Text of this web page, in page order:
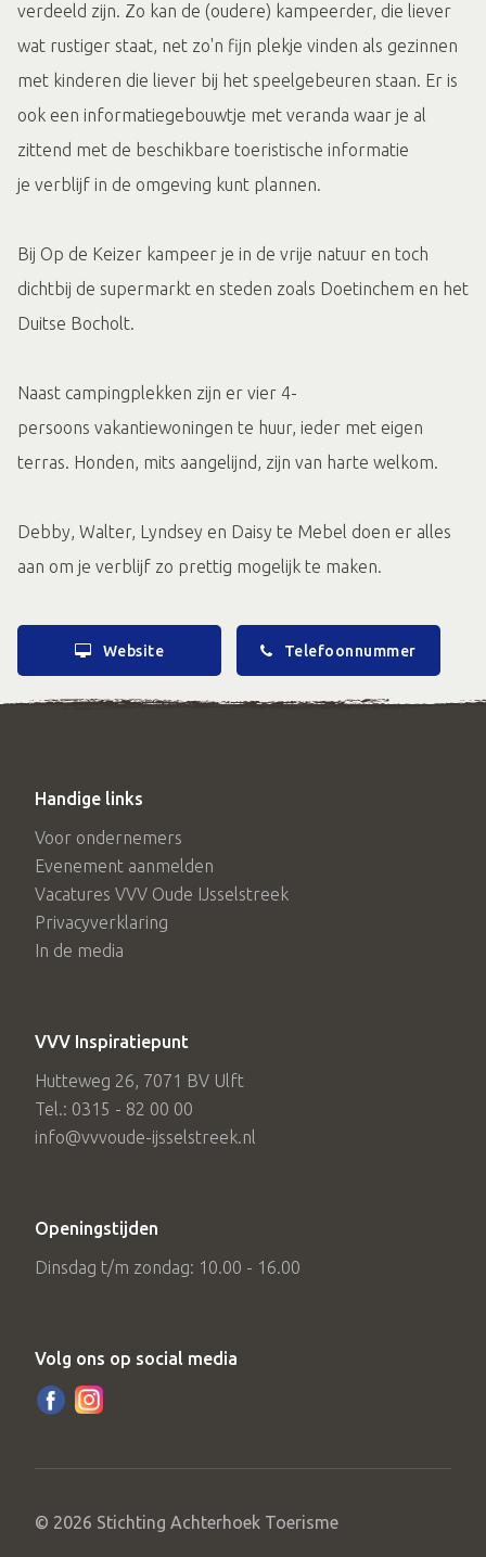
verdeeld zijn. Zo kan de (oudere) kampeerder, die liever
wat rustiger staat, net zo'n fijn plekje vinden als gezinnen
met kinderen die liever bij het speelgebeuren staan. Er is
ook een informatiegebouwtje met veranda waar je al
zittend met de beschikbare toeristische informatie
je verblijf in de omgeving kunt plannen.
Bij Op de Keizer kampeer je in de vrije natuur en toch
dichtbij de supermarkt en steden zoals Doetinchem en het
Duitse Bocholt.
Naast campingplekken zijn er vier 4-
persoons vakantiewoningen te huur, ieder met eigen
terras. Honden, mits aangelijnd, zijn van harte welkom.
Debby, Walter, Lyndsey en Daisy te Mebel doen er alles
aan om je verblijf zo prettig mogelijk te maken.
Website Telefoonnummer
Handige links
Voor ondernemers
Evenement aanmelden
Vacatures VVV Oude IJsselstreek
Privacyverklaring
In de media
VVV Inspiratiepunt
Hutteweg 26, 7071 BV Ulft
Tel.: 0315 - 82 00 00
info@vvvoude-ijsselstreek.nl
Openingstijden
Dinsdag t/m zondag: 10.00 - 16.00
Volg ons op social media
© 2026 Stichting Achterhoek Toerisme